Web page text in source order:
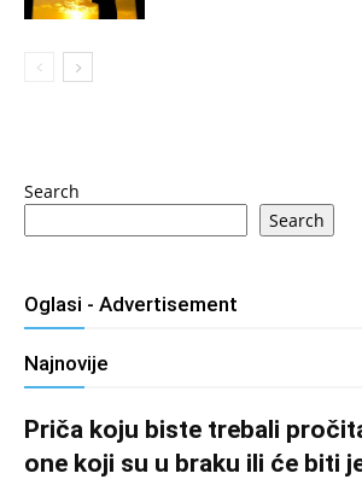
Search
Search
Oglasi - Advertisement
Najnovije
Priča koju biste trebali
one koji su u braku ili će biti